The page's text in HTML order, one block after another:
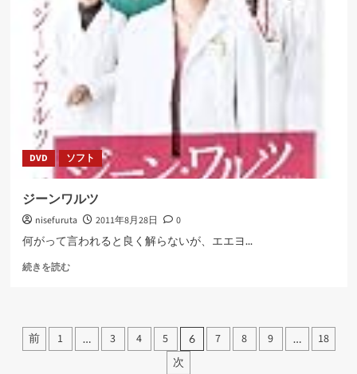
い
読
む
DVD ソフト
ジーンワルツ
nisefuruta 2011年8月28日
0
何がって言われると良く解らないが、エエヨ...
続きを読むジ
ル
投前 1 … 3 4 5 6 7 8 9 …
18
次